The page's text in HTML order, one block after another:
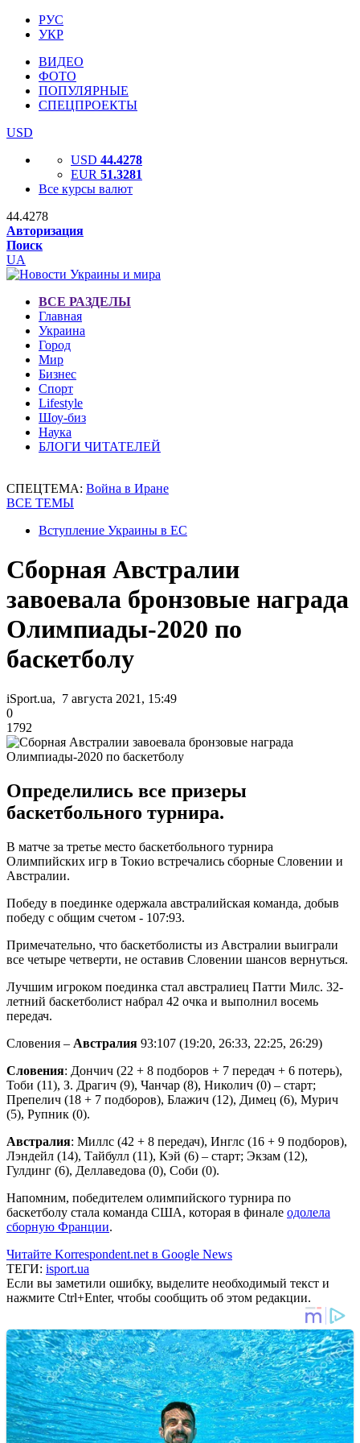
РУС
УКР
ВИДЕО
ФОТО
ПОПУЛЯРНЫЕ
СПЕЦПРОЕКТЫ
USD
USD 44.4278
EUR 51.3281
Все курсы валют
44.4278
Авторизация
Поиск
UA
ВСЕ РАЗДЕЛЫ
Главная
Украина
Город
Мир
Бизнес
Спорт
Lifestyle
Шоу-биз
Наука
БЛОГИ ЧИТАТЕЛЕЙ
СПЕЦТЕМА: Война в Иране
ВСЕ ТЕМЫ
Вступление Украины в ЕС
Сборная Австралии
завоевала бронзовые награда
Олимпиады-2020 по
баскетболу
iSport.ua, 7 августа 2021, 15:49
0
1792
Определились все призеры
баскетбольного турнира.
В матче за третье место баскетбольного турнира
Олимпийских игр в Токио встречались сборные Словении и
Австралии.
Победу в поединке одержала австралийская команда, добыв
победу с общим счетом - 107:93.
Примечательно, что баскетболисты из Австралии выиграли
все четыре четверти, не оставив Словении шансов вернуться.
Лучшим игроком поединка стал австралиец Патти Милс. 32-
летний баскетболист набрал 42 очка и выполнил восемь
передач.
Словения – Австралия 93:107 (19:20, 26:33, 22:25, 26:29)
Словения: Дончич (22 + 8 подборов + 7 передач + 6 потерь),
Тоби (11), З. Драгич (9), Чанчар (8), Николич (0) – старт;
Препелич (18 + 7 подборов), Блажич (12), Димец (6), Мурич
(5), Рупник (0).
Австралия: Миллс (42 + 8 передач), Инглс (16 + 9 подборов),
Лэндейл (14), Тайбулл (11), Кэй (6) – старт; Экзам (12),
Гулдинг (6), Деллаведова (0), Соби (0).
Напомним, победителем олимпийского турнира по
баскетболу стала команда США, которая в финале одолела
сборную Франции.
Читайте Korrespondent.net в Google News
ТЕГИ: isport.ua
Если вы заметили ошибку, выделите необходимый текст и
нажмите Ctrl+Enter, чтобы сообщить об этом редакции.